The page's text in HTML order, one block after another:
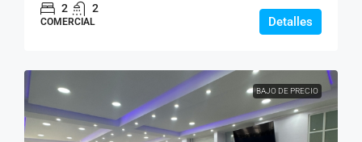
2 2
COMERCIAL Detalles
BAJO DE PRECIO